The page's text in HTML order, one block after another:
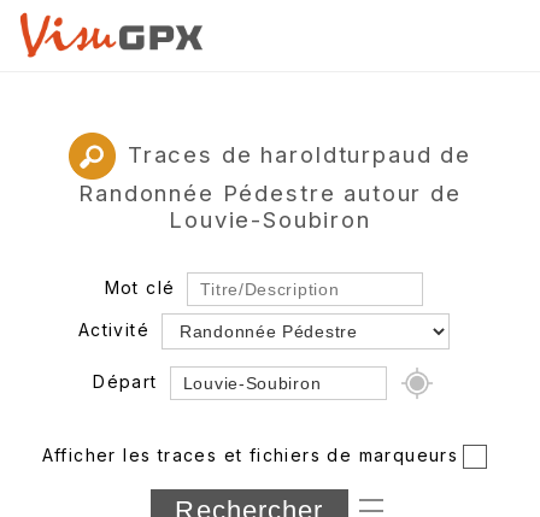
Traces de haroldturpaud de
Randonnée Pédestre autour de
Louvie-Soubiron
Mot clé
Activité
Départ
Département
Afficher les traces et fichiers de marqueurs